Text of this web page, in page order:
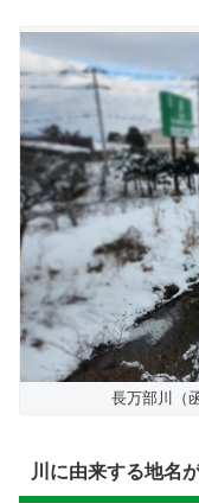
長万部川（
川に由来する地名